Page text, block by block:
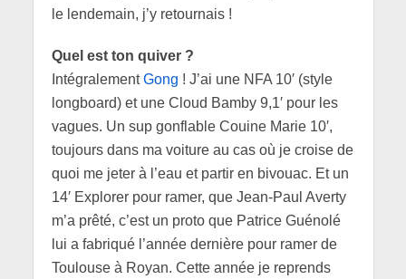
le lendemain, j’y retournais !
Quel est ton quiver ?
IntégralementGong ! J’ai une NFA 10′ (style
longboard) et une Cloud Bamby 9,1′ pour les
vagues. Un sup gonflable Couine Marie 10′,
toujours dans ma voiture au cas où je croise de
quoi me jeter à l’eau et partir en bivouac. Et un
14′ Explorer pour ramer, que Jean-Paul Averty
m’a prêté, c’est un proto que Patrice Guénolé
lui a fabriqué l’année dernière pour ramer de
Toulouse à Royan. Cette année je reprends